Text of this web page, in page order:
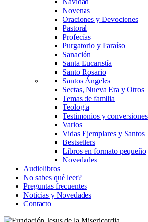
Navidad
Novenas
Oraciones y Devociones
Pastoral
Profecías
Purgatorio y Paraíso
Sanación
Santa Eucaristía
Santo Rosario
Santos Ángeles
Sectas, Nueva Era y Otros
Temas de familia
Teología
Testimonios y conversiones
Varios
Vidas Ejemplares y Santos
Bestsellers
Libros en formato pequeño
Novedades
Audiolibros
No sabes qué leer?
Preguntas frecuentes
Noticias y Novedades
Contacto